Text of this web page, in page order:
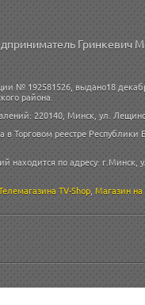
Гринкевич
№ 192581526, выдано18
района.
220140, Минск, ул.
в Торговом реестре Республики
находится по адресу: г.Минск,
TV-Shop,Магазин